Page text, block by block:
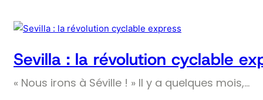
Sevilla : la révolution cyclable
« Nous irons à Séville ! » Il y a quelques mois,…